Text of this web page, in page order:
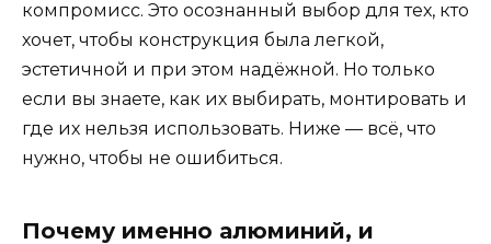
компромисс. Это осознанный выбор для тех, кто
хочет, чтобы конструкция была легкой,
эстетичной и при этом надёжной. Но только
если вы знаете, как их выбирать, монтировать и
где их нельзя использовать. Ниже — всё, что
нужно, чтобы не ошибиться.
Почему именно алюминий, и